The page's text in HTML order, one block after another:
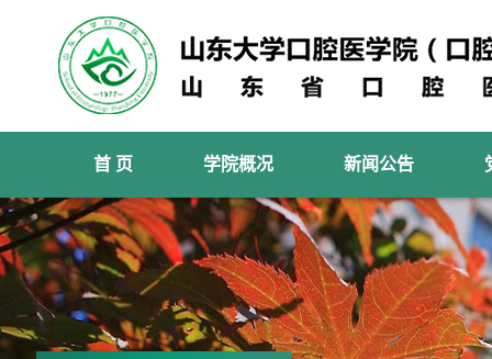
首 页 学院概况 新闻公告